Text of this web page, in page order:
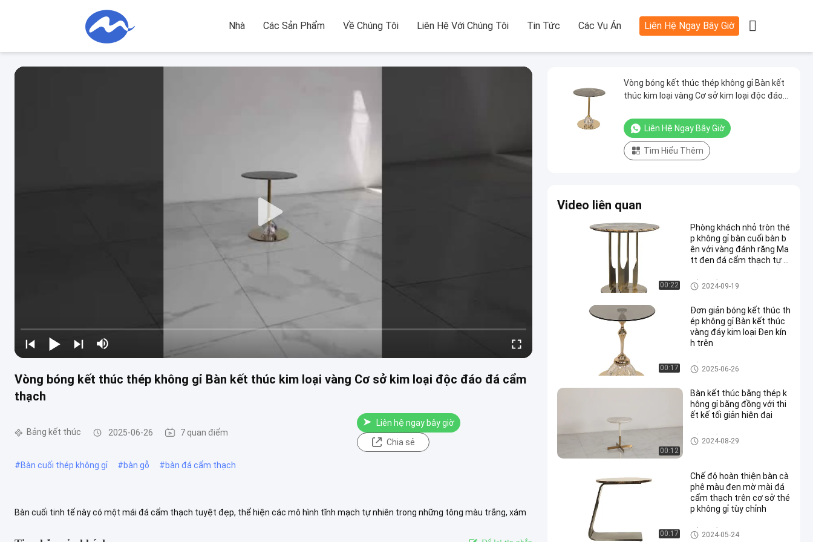
Nhà Các Sản Phẩm Về Chúng Tôi Liên Hệ Với Chúng Tôi Tin Tức Các Vụ Án Liên Hệ Ngay Bây Giờ 
Vòng bóng kết thúc thép không gỉ Bàn kết thúc kim loại vàng Cơ sở kim loại độc đáo đá cẩm
thạch
Bảng kết thúc 2025-06-26 7 quan điểm
Liên hệ ngay bây giờ
Chia sẻ
#Bàn cuối thép không gỉ #bàn gỗ #bàn đá cẩm thạch
Bàn cuối tinh tế này có một mái đá cẩm thạch tuyệt đẹp, thể hiện các mô hình tĩnh mạch tự nhiên trong những tông màu trắng, xám
Vòng bóng kết thúc thép không gỉ Bàn kết
thúc kim loại vàng Cơ sở kim loại độc đáo
Liên Hệ Ngay Bây Giờ
Tìm Hiểu Thêm
Video liên quan
00:22
Phòng khách nhỏ tròn thé
p không gỉ bàn cuối bàn b
ên với vàng đánh răng Ma
tt đen đá cẩm thạch tự n
Bảng kết thúc
2024-09-19
00:17
Đơn giản bóng kết thúc th
ép không gỉ Bàn kết thúc
vàng đáy kim loại Đen kín
h trên
Bảng kết thúc
2025-06-26
00:12
Bàn kết thúc bằng thép k
hông gỉ bằng đồng với thi
ết kế tối giản hiện đại
Bảng kết thúc
2024-08-29
00:17
Chế độ hoàn thiện bàn cà
phê màu đen mờ mài đá
cẩm thạch trên cơ sở thé
p không gỉ tùy chỉnh
Bảng kết thúc
2024-05-24